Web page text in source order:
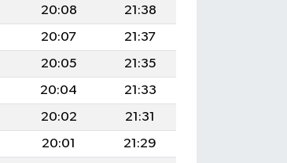
20:08
21:38
20:07
21:37
20:05
21:35
20:04
21:33
20:02
21:31
20:01
21:29